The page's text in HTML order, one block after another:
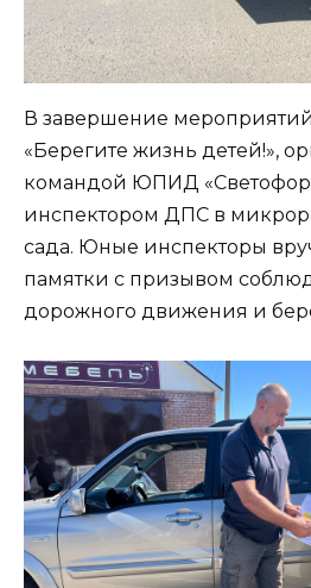
В завершение
«Берегите жизнь детей!»,
командой ЮПИД
инспектором ДПС в
сада. Юные инспекторы
памятки с призывом
дорожного движения и